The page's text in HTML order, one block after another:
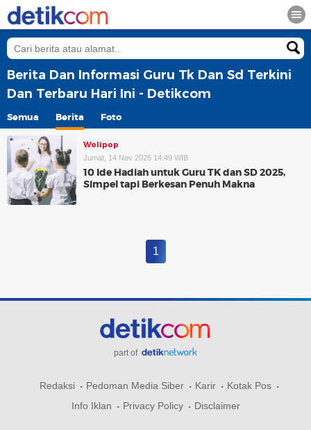
Berita Dan Informasi Guru Tk Dan Sd Terkini
Dan Terbaru Hari Ini - Detikcom
Semua Berita Foto
Wolipop
Jumat, 14 Nov 2025 14:49 WIB
10 Ide Hadiah untuk Guru TK dan SD 2025,
Simpel tapi Berkesan Penuh Makna
1
part of
Redaksi Pedoman Media Siber Karir
Kotak Pos
Info Iklan
Privacy Policy Disclaimer